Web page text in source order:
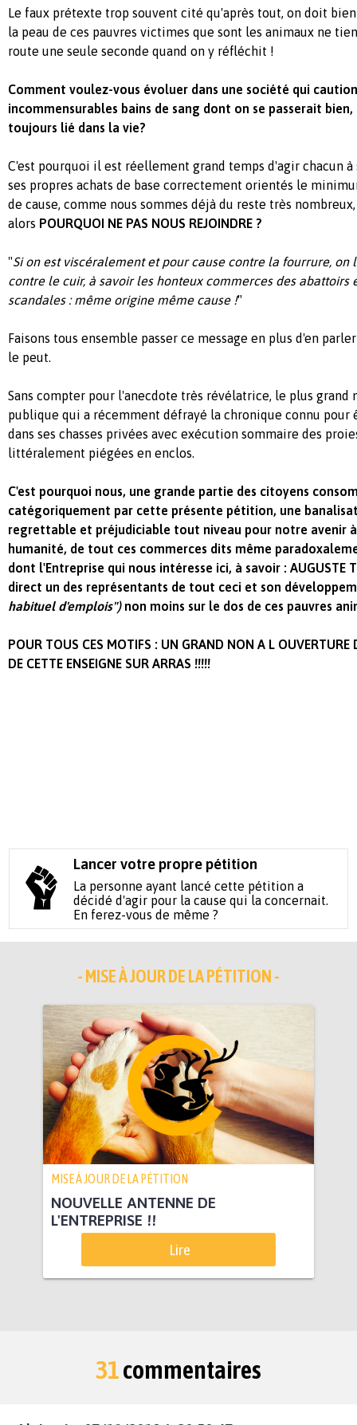
Le faux prétexte trop souvent cité qu'après tout, on doit
la peau de ces pauvres victimes que sont les animaux ne
route une seule seconde quand on y réfléchit !
Comment voulez-vous évoluer dans une société qui
incommensurables bains de sang dont on se passerait
toujours lié dans la vie?
C'est pourquoi il est réellement grand temps d'agir chacun à
ses propres achats de base correctement orientés le
de cause, comme nous sommes déjà du reste très
alors POURQUOI NE PAS NOUS REJOINDRE ?
"Si on est viscéralement et pour cause contre la fourrure, on
contre le cuir, à savoir les honteux commerces des abattoirs
scandales : même origine même cause !"
Faisons tous ensemble passer ce message en plus d'en
le peut.
Sans compter pour l'anecdote très révélatrice, le plus grand
publique qui a récemment défrayé la chronique connu pour
dans ses chasses privées avec exécution sommaire des
littéralement piégées en enclos.
C'est pourquoi nous, une grande partie des citoyens
catégoriquement par cette présente pétition, une
regrettable et préjudiciable tout niveau pour notre avenir
humanité, de tout ces commerces dits même
dont l'Entreprise qui nous intéresse ici, à savoir : AUGUSTE
direct un des représentants de tout ceci et son
habituel d'emplois")non moins sur le dos de ces pauvres
POUR TOUS CES MOTIFS : UN GRAND NON A L OUVERTURE
DE CETTE ENSEIGNE SUR ARRAS !!!!!
Lancer votre propre pétition
La personne ayant lancé cette pétition a
décidé d'agir pour la cause qui la concernait.
En ferez-vous de même ?
- MISE À JOUR DE LA PÉTITION -
MISE À JOUR DE LA PÉTITION
NOUVELLE ANTENNE DE
L'ENTREPRISE !!
Lire
31commentaires